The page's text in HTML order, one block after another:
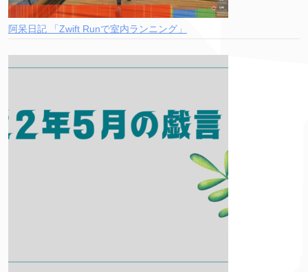
阿呆日記 「Zwift Runで室内ランニング」